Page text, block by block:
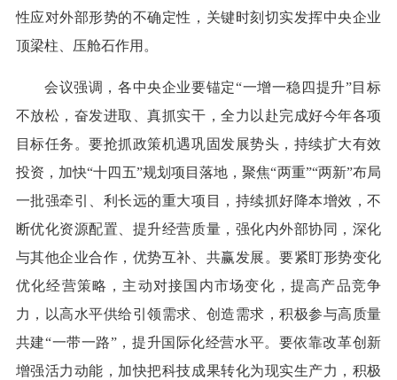
性应对外部形势的不确定性，关键时刻切实发挥中央企业
顶梁柱、压舱石作用。
会议强调，各中央企业要锚定“一增一稳四提升”目标
不放松，奋发进取、真抓实干，全力以赴完成好今年各项
目标任务。要抢抓政策机遇巩固发展势头，持续扩大有效
投资，加快“十四五”规划项目落地，聚焦“两重”“两新”布局
一批强牵引、利长远的重大项目，持续抓好降本增效，不
断优化资源配置、提升经营质量，强化内外部协同，深化
与其他企业合作，优势互补、共赢发展。要紧盯形势变化
优化经营策略，主动对接国内市场变化，提高产品竞争
力，以高水平供给引领需求、创造需求，积极参与高质量
共建“一带一路”，提升国际化经营水平。要依靠改革创新
增强活力动能，加快把科技成果转化为现实生产力，积极